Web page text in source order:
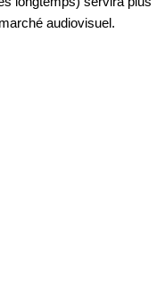
audiovisuel.